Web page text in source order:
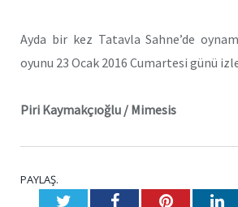
Ayda bir kez Tatavla Sahne’de
oyunu 23 Ocak 2016 Cumartesi günü
Piri Kaymakçıoğlu / Mimesis
PAYLAŞ.
TwitterFacebookPinterest